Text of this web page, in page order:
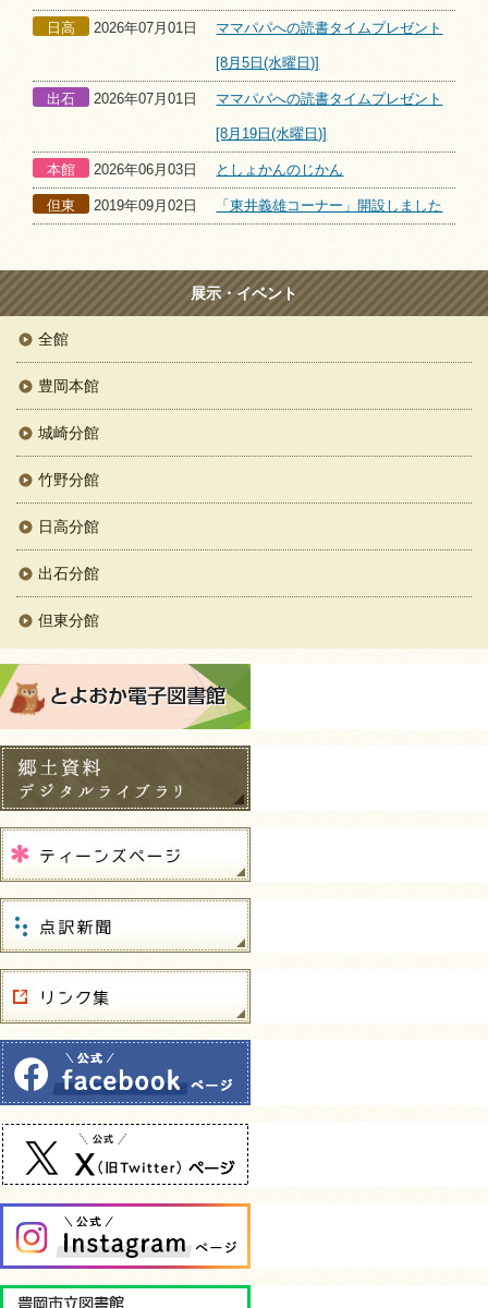
日高 2026年07月01日 ママパパへの読書タイムプレゼント
[8月5日(水曜日)]
出石 2026年07月01日 ママパパへの読書タイムプレゼント
[8月19日(水曜日)]
本館 2026年06月03日 としょかんのじかん
但東 2019年09月02日 「東井義雄コーナー」開設しました
展示・イベント
全館
豊岡本館
城崎分館
竹野分館
日高分館
出石分館
但東分館